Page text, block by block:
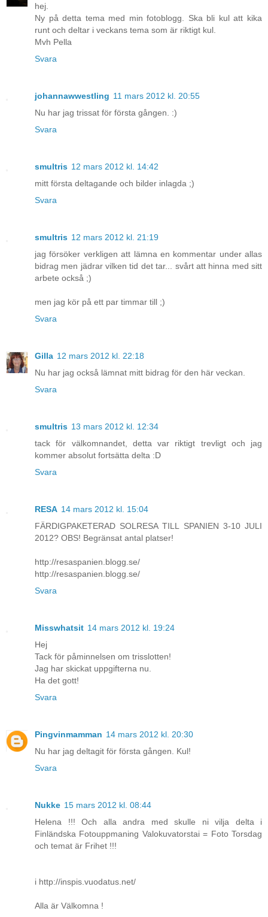
hej.
Ny på detta tema med min fotoblogg. Ska bli kul att kika
runt och deltar i veckans tema som är riktigt kul.
Mvh Pella
Svara
johannawwestling 11 mars 2012 kl. 20:55
Nu har jag trissat för första gången. :)
Svara
smultris 12 mars 2012 kl. 14:42
mitt första deltagande och bilder inlagda ;)
Svara
smultris 12 mars 2012 kl. 21:19
jag försöker verkligen att lämna en kommentar under allas
bidrag men jädrar vilken tid det tar... svårt att hinna med sitt
arbete också ;)
men jag kör på ett par timmar till ;)
Svara
Gilla 12 mars 2012 kl. 22:18
Nu har jag också lämnat mitt bidrag för den här veckan.
Svara
smultris 13 mars 2012 kl. 12:34
tack för välkomnandet, detta var riktigt trevligt och jag
kommer absolut fortsätta delta :D
Svara
RESA 14 mars 2012 kl. 15:04
FÄRDIGPAKETERAD SOLRESA TILL SPANIEN 3-10 JULI
2012? OBS! Begränsat antal platser!
http://resaspanien.blogg.se/
http://resaspanien.blogg.se/
Svara
Misswhatsit 14 mars 2012 kl. 19:24
Hej
Tack för påminnelsen om trisslotten!
Jag har skickat uppgifterna nu.
Ha det gott!
Svara
Pingvinmamman 14 mars 2012 kl. 20:30
Nu har jag deltagit för första gången. Kul!
Svara
Nukke 15 mars 2012 kl. 08:44
Helena !!! Och alla andra med skulle ni vilja delta i
Finländska Fotouppmaning Valokuvatorstai = Foto Torsdag
och temat är Frihet !!!
i http://inspis.vuodatus.net/
Alla är Välkomna !